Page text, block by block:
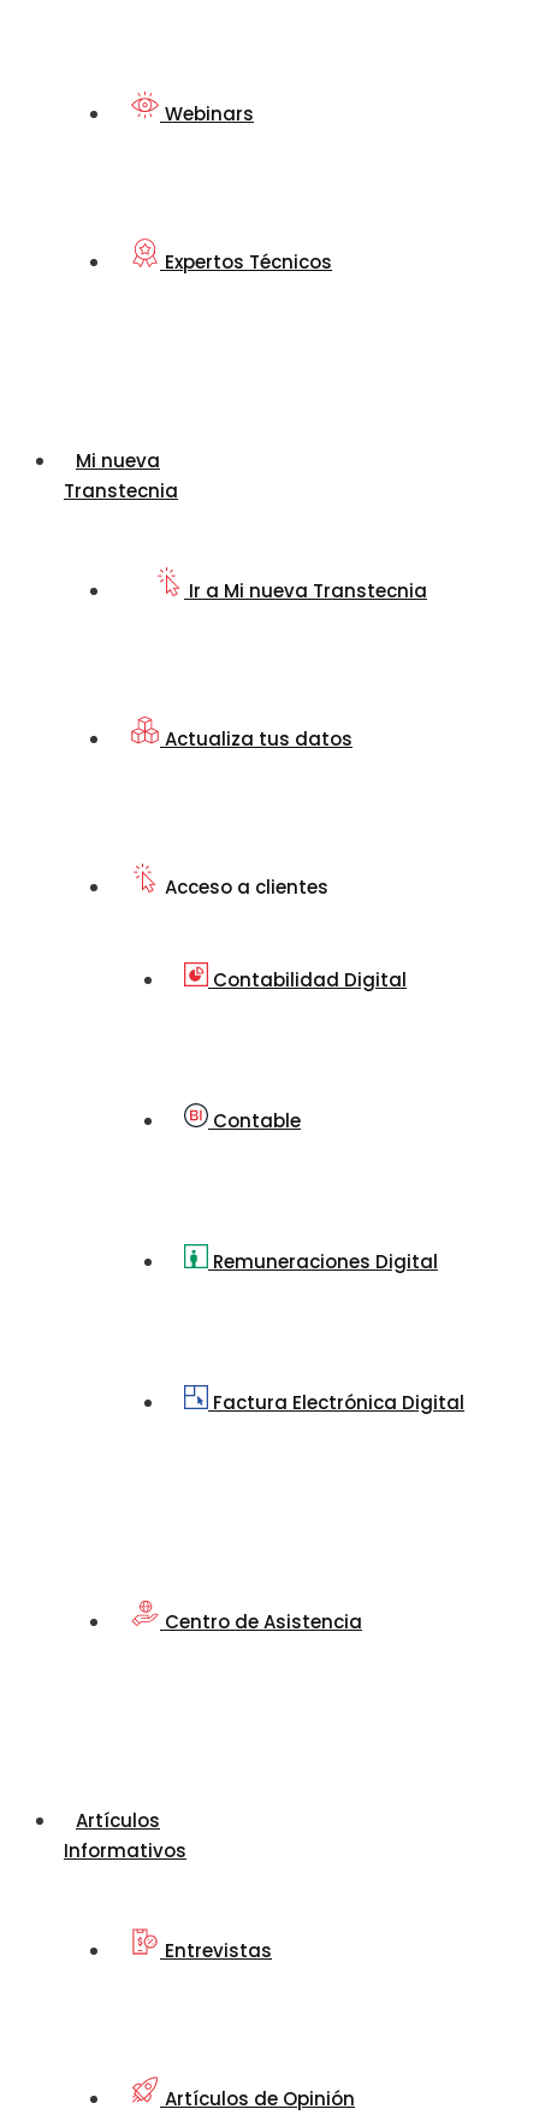
Webinars
Expertos Técnicos
Mi nueva
Transtecnia
Ir a Mi nueva Transtecnia
Actualiza tus datos
Acceso a clientes
Contabilidad Digital
Contable
Remuneraciones Digital
Factura Electrónica Digital
Centro de Asistencia
Artículos
Informativos
Entrevistas
Artículos de Opinión